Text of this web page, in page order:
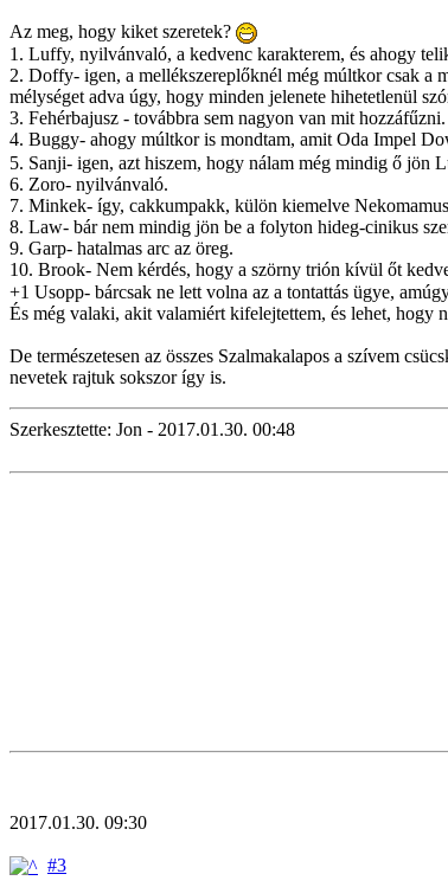
Az meg, hogy kiket szeretek?
1. Luffy, nyilvánvaló, a kedvenc karakterem, és ahogy
2. Doffy- igen, a mellékszereplőknél még múltkor csak a
mélységet adva úgy, hogy minden jelenete hihetetlenül
3. Fehérbajusz - továbbra sem nagyon van mit hozzáfűzni.
4. Buggy- ahogy múltkor is mondtam, amit Oda Impel
5. Sanji- igen, azt hiszem, hogy nálam még mindig ő jön
6. Zoro- nyilvánvaló.
7. Minkek- így, cakkumpakk, külön kiemelve
8. Law- bár nem mindig jön be a folyton hideg-cinikus
9. Garp- hatalmas arc az öreg.
10. Brook- Nem kérdés, hogy a szörny trión kívül őt
+1 Usopp- bárcsak ne lett volna az a tontattás ügye,
És még valaki, akit valamiért kifelejtettem, és lehet, hogy
De természetesen az összes Szalmakalapos a szívem
nevetek rajtuk sokszor így is.
Szerkesztette: Jon - 2017.01.30. 00:48
2017.01.30. 09:30
#3